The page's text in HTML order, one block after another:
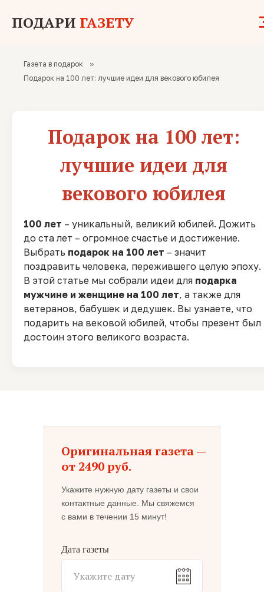
ПОДАРИ ГАЗЕТУ
Газета в подарок
»
Подарок на 100 лет: лучшие идеи для векового юбилея
Подарок на 100 лет:
лучшие идеи для
векового юбилея
100 лет – уникальный, великий юбилей. Дожить
до ста лет – огромное счастье и достижение.
Выбрать подарок на 100 лет – значит
поздравить человека, пережившего целую эпоху.
В этой статье мы собрали идеи для подарка
мужчине и женщине на 100 лет, а также для
ветеранов, бабушек и дедушек. Вы узнаете, что
подарить на вековой юбилей, чтобы презент был
достоин этого великого возраста.
Оригинальная газета —
от 2490 руб.
Укажите нужную дату газеты и свои
контактные данные. Мы свяжемся
с вами в течении 15 минут!
Дата газеты